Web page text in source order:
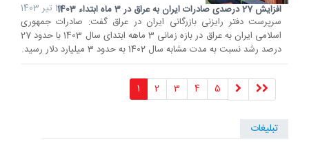
افزایش 27 درصدی صادرات ایران به عراق در 3 ماه ابتداء 1403
17 تیر 1403
سرپرست دفتر رایزنی بازرگانی ایران در عراق گفت: صادرات جمهوری
اسلامی ایران به عراق در بازه زمانی 3 ماهه ابتدای سال 1403 با حدود 27
درصد رشد نسبت به مدت مشابه سال 1402 به حدود 3 میلیارد دلار رسید.
1 2 3 4 5
تبلیغات